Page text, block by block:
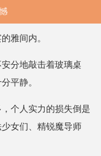
雅间内。
分地敲击着玻璃桌
平静。
个人实力的损失倒是
女们、精锐魔导师